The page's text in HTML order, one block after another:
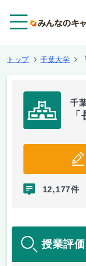
トップ 千葉大学
千
12,177件
授業評